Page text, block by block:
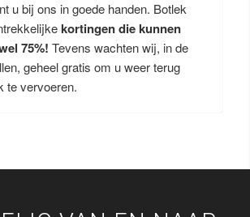
u bij ons in goede handen. Botlek
kortingen die kunnen
75%! Tevens wachten wij, in de
geheel gratis om u weer terug
te vervoeren.